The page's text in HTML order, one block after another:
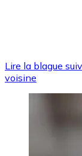
Lire la blague
voisine